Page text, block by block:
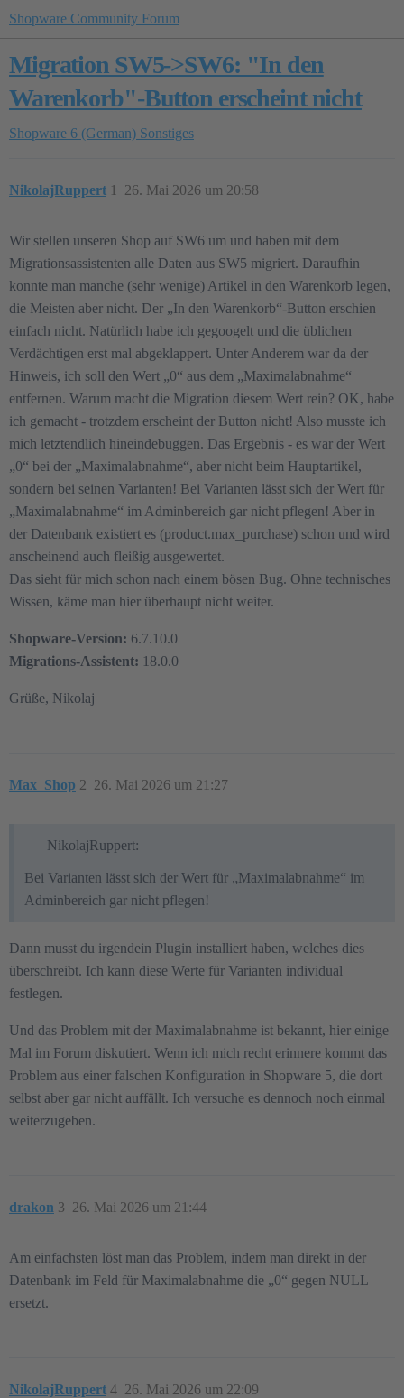
Shopware Community Forum
Migration SW5->SW6: "In den
Warenkorb"-Button erscheint nicht
Shopware 6 (German) Sonstiges
NikolajRuppert 26. Mai 2026 um 20:58
1
Wir stellen unseren Shop auf SW6 um und haben mit dem
Migrationsassistenten alle Daten aus SW5 migriert. Daraufhin
konnte man manche (sehr wenige) Artikel in den Warenkorb legen,
die Meisten aber nicht. Der „In den Warenkorb“-Button erschien
einfach nicht. Natürlich habe ich gegoogelt und die üblichen
Verdächtigen erst mal abgeklappert. Unter Anderem war da der
Hinweis, ich soll den Wert „0“ aus dem „Maximalabnahme“
entfernen. Warum macht die Migration diesem Wert rein? OK, habe
ich gemacht - trotzdem erscheint der Button nicht! Also musste ich
mich letztendlich hineindebuggen. Das Ergebnis - es war der Wert
„0“ bei der „Maximalabnahme“, aber nicht beim Hauptartikel,
sondern bei seinen Varianten! Bei Varianten lässt sich der Wert für
„Maximalabnahme“ im Adminbereich gar nicht pflegen! Aber in
der Datenbank existiert es (product.max_purchase) schon und wird
anscheinend auch fleißig ausgewertet.
Das sieht für mich schon nach einem bösen Bug. Ohne technisches
Wissen, käme man hier überhaupt nicht weiter.
Shopware-Version: 6.7.10.0
Migrations-Assistent: 18.0.0
Grüße, Nikolaj
Max_Shop 26. Mai 2026 um 21:27
2
NikolajRuppert:
Bei Varianten lässt sich der Wert für „Maximalabnahme“ im
Adminbereich gar nicht pflegen!
Dann musst du irgendein Plugin installiert haben, welches dies
überschreibt. Ich kann diese Werte für Varianten individual
festlegen.
Und das Problem mit der Maximalabnahme ist bekannt, hier einige
Mal im Forum diskutiert. Wenn ich mich recht erinnere kommt das
Problem aus einer falschen Konfiguration in Shopware 5, die dort
selbst aber gar nicht auffällt. Ich versuche es dennoch noch einmal
weiterzugeben.
drakon 26. Mai 2026 um 21:44
3
Am einfachsten löst man das Problem, indem man direkt in der
Datenbank im Feld für Maximalabnahme die „0“ gegen NULL
ersetzt.
NikolajRuppert 26. Mai 2026 um 22:09
4